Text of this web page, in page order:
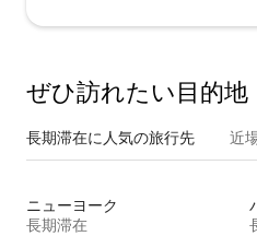
ぜひ訪⁠れ⁠た⁠い目⁠的⁠地
長期滞在に人気の旅行先 近
ニューヨーク
長期滞在